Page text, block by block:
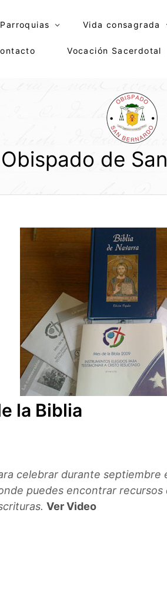
Parroquias Vida consagrada
Vocación Sacerdotal
Obispado de
la Biblia
celebrar durante septiembre
puedes encontrar
Ver Video